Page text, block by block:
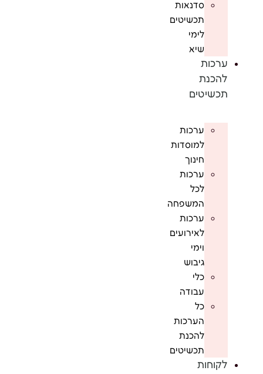
סדנאות
תכשיטים
לימי
שיא
ערכות
להכנת
תכשיטים
ערכות
למוסדות
חינוך
ערכות
לכל
המשפחה
ערכות
לאירועים
וימי
גיבוש
כלי
עבודה
כל
הערכות
להכנת
תכשיטים
לקוחות